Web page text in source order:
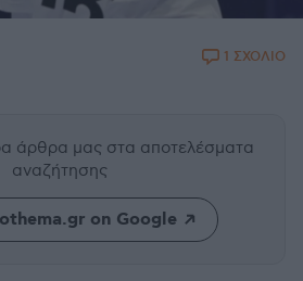
1 ΣΧΟΛΙΟ
άρθρα μας στα αποτελέσματα
αναζήτησης
on Google